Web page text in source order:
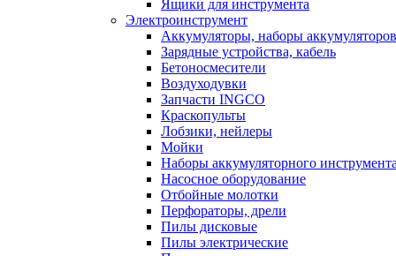
Ящики для инструмента
Электроинструмент
Аккумуляторы, наборы аккумуляторов
Зарядные устройства, кабель
Бетоносмесители
Воздуходувки
Запчасти INGCO
Краскопульты
Лобзики, нейлеры
Мойки
Наборы аккумуляторного инструмента
Насосное оборудование
Отбойные молотки
Перфораторы, дрели
Пилы дисковые
Пилы электрические